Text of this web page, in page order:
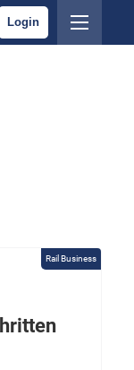
Login
Rail Business